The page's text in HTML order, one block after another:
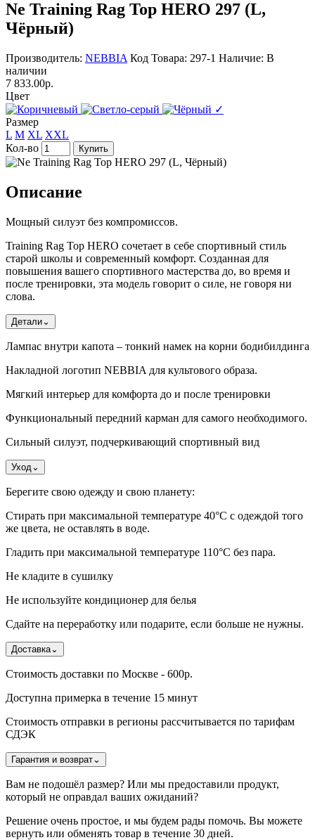
Ne Training Rag Top HERO 297 (L,
Чёрный)
Производитель: NEBBIA Код Товара: 297-1 Наличие: В
наличии
7 833.00р.
Цвет
✓
Размер
L M XL XXL
Кол-во
Купить
Описание
Мощный силуэт без компромиссов.
Training Rag Top HERO сочетает в себе спортивный стиль
старой школы и современный комфорт. Созданная для
повышения вашего спортивного мастерства до, во время и
после тренировки, эта модель говорит о силе, не говоря ни
слова.
Детали⌄
Лампас внутри капота – тонкий намек на корни бодибилдинга
Накладной логотип NEBBIA для культового образа.
Мягкий интерьер для комфорта до и после тренировки
Функциональный передний карман для самого необходимого.
Сильный силуэт, подчеркивающий спортивный вид
Уход ⌄
Берегите свою одежду и свою планету:
Стирать при максимальной температуре 40°C с одеждой того
же цвета, не оставлять в воде.
Гладить при максимальной температуре 110°С без пара.
Не кладите в сушилку
Не используйте кондиционер для белья
Сдайте на переработку или подарите, если больше не нужны.
Доставка⌄
Стоимость доставки по Москве - 600р.
Доступна примерка в течение 15 минут
Стоимость отправки в регионы рассчитывается по тарифам
СДЭК
Гарантия и возврат⌄
Вам не подошёл размер? Или мы предоставили продукт,
который не оправдал ваших ожиданий?
Решение очень простое, и мы будем рады помочь. Вы можете
вернуть или обменять товар в течение 30 дней.